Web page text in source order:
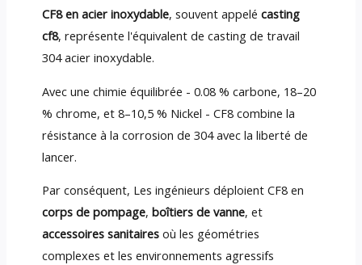
CF8 en acier inoxydable, souvent appelé casting
cf8, représente l'équivalent de casting de travail
304 acier inoxydable.
Avec une chimie équilibrée - 0.08 % carbone, 18–20
% chrome, et 8–10,5 % Nickel - CF8 combine la
résistance à la corrosion de 304 avec la liberté de
lancer.
Par conséquent, Les ingénieurs déploient CF8 en
corps de pompage, boîtiers de vanne, et
accessoires sanitairesoù les géométries
complexes et les environnements agressifs